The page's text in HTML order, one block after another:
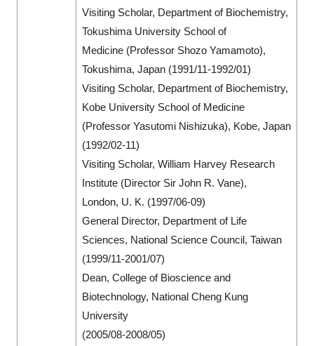
Visiting Scholar, Department of Biochemistry,
Tokushima University School of
Medicine (Professor Shozo Yamamoto),
Tokushima, Japan (1991/11-1992/01)
Visiting Scholar, Department of Biochemistry,
Kobe University School of Medicine
(Professor Yasutomi Nishizuka), Kobe, Japan
(1992/02-11)
Visiting Scholar, William Harvey Research
Institute (Director Sir John R. Vane),
London, U. K. (1997/06-09)
General Director, Department of Life
Sciences, National Science Council, Taiwan
(1999/11-2001/07)
Dean, College of Bioscience and
Biotechnology, National Cheng Kung
University
(2005/08-2008/05)